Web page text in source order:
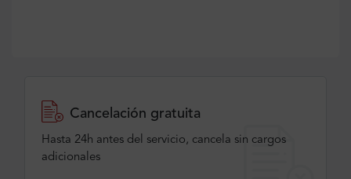
Cancelación gratuita
Hasta 24h antes del servicio, cancela sin cargos
adicionales